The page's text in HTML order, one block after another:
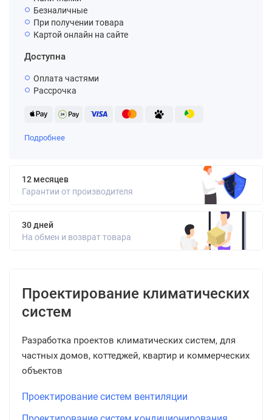
Безналичные
При получении товара
Картой онлайн на сайте
Доступна
Оплата частями
Рассрочка
Подробнее
12 месяцев
Гарантии от производителя
30 дней
На обмен и возврат товара
Проектирование климатических
систем
Разработка проектов климатических систем, для
частных домов, коттеджей, квартир и коммерческих
объектов
Проектирование систем вентиляции